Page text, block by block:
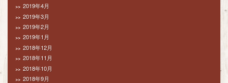
2019年4月
2019年3月
2019年2月
2019年1月
2018年12月
2018年11月
2018年10月
2018年9月